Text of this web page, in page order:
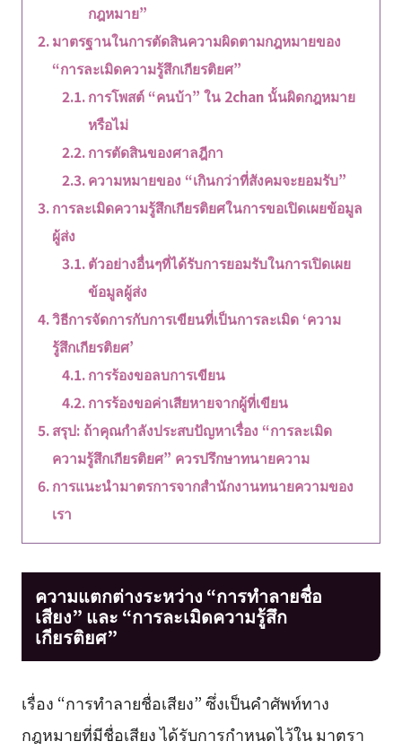
กฎหมาย”
มาตรฐานในการตัดสินความผิดตามกฎหมายของ
“การละเมิดความรู้สึกเกียรติยศ”
การโพสต์ “คนบ้า” ใน 2chan นั้นผิดกฎหมาย
หรือไม่
การตัดสินของศาลฎีกา
ความหมายของ “เกินกว่าที่สังคมจะยอมรับ”
การละเมิดความรู้สึกเกียรติยศในการขอเปิดเผยข้อมูล
ผู้ส่ง
ตัวอย่างอื่นๆที่ได้รับการยอมรับในการเปิดเผย
ข้อมูลผู้ส่ง
วิธีการจัดการกับการเขียนที่เป็นการละเมิด ‘ความ
รู้สึกเกียรติยศ’
การร้องขอลบการเขียน
การร้องขอค่าเสียหายจากผู้ที่เขียน
สรุป: ถ้าคุณกำลังประสบปัญหาเรื่อง “การละเมิด
ความรู้สึกเกียรติยศ” ควรปรึกษาทนายความ
การแนะนำมาตรการจากสำนักงานทนายความของ
เรา
ความแตกต่างระหว่าง “การทำลายชื่อ
เสียง” และ “การละเมิดความรู้สึก
เกียรติยศ”
เรื่อง “การทำลายชื่อเสียง” ซึ่งเป็นคำศัพท์ทาง
กฎหมายที่มีชื่อเสียง ได้รับการกำหนดไว้ใน มาตรา